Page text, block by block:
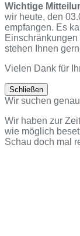
Wichtige
wir heute, den
empfangen. Es
Einschränkungen
stehen Ihnen
Vielen Dank für
Schließen
Wir suchen
Wir haben zur
wie möglich
Schau doch mal